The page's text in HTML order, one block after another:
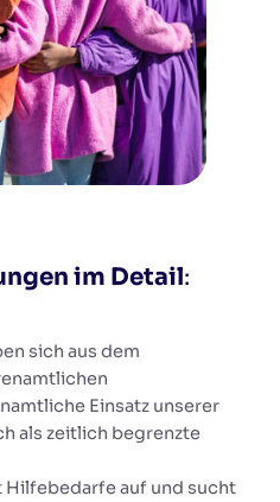
im Detail:
sich aus dem
Einsatz unserer
als zeitlich begrenzte
Hilfebedarfe auf und sucht